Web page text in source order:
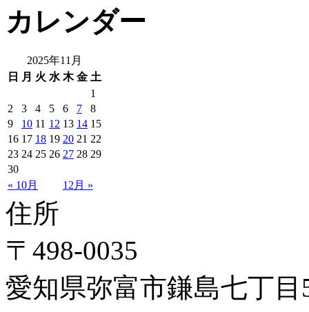
カレンダー
2025年11月
日
月 火 水 木 金 土
« 10月 12月 »
1
2
3 4 5 6 7
8
9
10 11 12 13 14 15
16 17 18 19 20 21 22
23 24 25 26 27 28 29
30
住所
〒498-0035
愛知県弥富市鎌島七丁目